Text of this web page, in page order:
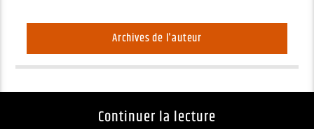
Archives de l'auteur
Continuer la lecture